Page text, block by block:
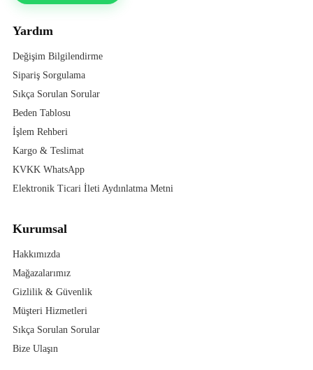
Yardım
Değişim Bilgilendirme
Sipariş Sorgulama
Sıkça Sorulan Sorular
Beden Tablosu
İşlem Rehberi
Kargo & Teslimat
KVKK WhatsApp
Elektronik Ticari İleti Aydınlatma Metni
Kurumsal
Hakkımızda
Mağazalarımız
Gizlilik & Güvenlik
Müşteri Hizmetleri
Sıkça Sorulan Sorular
Bize Ulaşın